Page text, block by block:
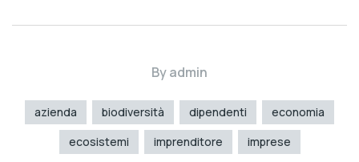
Byadmin
azienda biodiversità dipendenti
economia
ecosistemi
imprenditore imprese